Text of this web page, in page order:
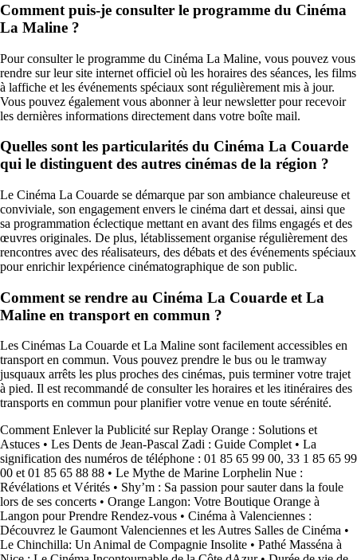
Comment puis-je consulter le programme du Cinéma
La Maline ?
Pour consulter le programme du Cinéma La Maline, vous pouvez vous
rendre sur leur site internet officiel où les horaires des séances, les films
à laffiche et les événements spéciaux sont régulièrement mis à jour.
Vous pouvez également vous abonner à leur newsletter pour recevoir
les dernières informations directement dans votre boîte mail.
Quelles sont les particularités du Cinéma La Couarde
qui le distinguent des autres cinémas de la région ?
Le Cinéma La Couarde se démarque par son ambiance chaleureuse et
conviviale, son engagement envers le cinéma dart et dessai, ainsi que
sa programmation éclectique mettant en avant des films engagés et des
œuvres originales. De plus, létablissement organise régulièrement des
rencontres avec des réalisateurs, des débats et des événements spéciaux
pour enrichir lexpérience cinématographique de son public.
Comment se rendre au Cinéma La Couarde et La
Maline en transport en commun ?
Les Cinémas La Couarde et La Maline sont facilement accessibles en
transport en commun. Vous pouvez prendre le bus ou le tramway
jusquaux arrêts les plus proches des cinémas, puis terminer votre trajet
à pied. Il est recommandé de consulter les horaires et les itinéraires des
transports en commun pour planifier votre venue en toute sérénité.
Comment Enlever la Publicité sur Replay Orange : Solutions et
Astuces • Les Dents de Jean-Pascal Zadi : Guide Complet• La
signification des numéros de téléphone : 01 85 65 99 00, 33 1 85 65 99
00 et 01 85 65 88 88 • Le Mythe de Marine Lorphelin Nue :
Révélations et Vérités • Shy’m : Sa passion pour sauter dans la foule
lors de ses concerts • Orange Langon: Votre Boutique Orange à
Langon pour Prendre Rendez-vous • Cinéma à Valenciennes :
Découvrez le Gaumont Valenciennes et les Autres Salles de Cinéma •
Le Chinchilla: Un Animal de Compagnie Insolite • Pathé Masséna à